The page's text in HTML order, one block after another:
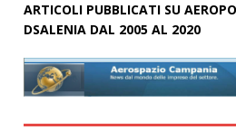
ARTICOLI PUBBLICATI SU
DSALENIA DAL 2005 AL 2020